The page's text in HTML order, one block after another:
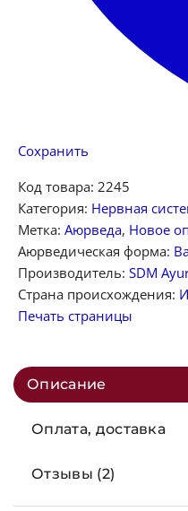
Сохранить
Код товара: 2245
Категория: Нервная
Метка: Аюрведа, Новое
Аюрведическая форма:
Производитель: SDM
Страна происхождения:
Печать страницы
Описание
Оплата, доставка
Отзывы (2)